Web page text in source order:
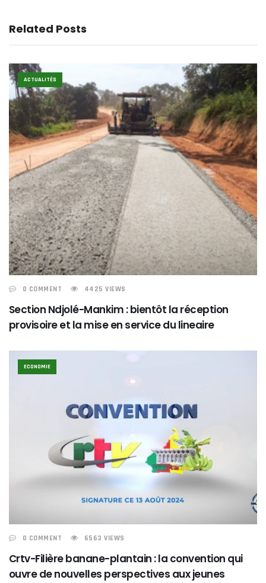
Related Posts
ACTUALITÉS
0 COMMENT 4425 VIEWS
Section Ndjolé-Mankim : bientôt la réception
provisoire et la mise en service du lineaire
ECONOMIE
0 COMMENT 6563 VIEWS
Crtv-Filière banane-plantain : la convention qui
ouvre de nouvelles perspectives aux jeunes